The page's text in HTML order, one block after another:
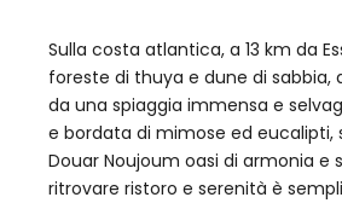
Sulla costa atlantica, a 13 km da
foreste di thuya e dune di sabbia,
da una spiaggia immensa e
e bordata di mimose ed eucalipti,
Douar Noujoum oasi di armonia e
ritrovare ristoro e serenità è